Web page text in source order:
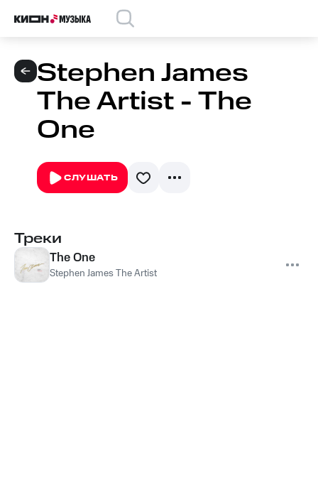
Stephen James
The Artist - The
One
СЛУШАТЬ
Треки
The One
Stephen James The Artist